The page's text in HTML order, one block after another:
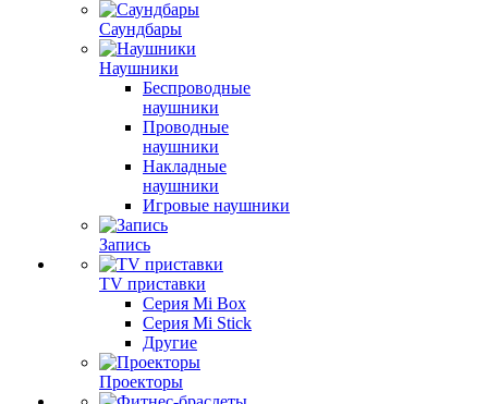
Саундбары
Наушники
Беспроводные
наушники
Проводные
наушники
Накладные
наушники
Игровые наушники
Запись
TV приставки
Серия Mi Box
Серия Mi Stick
Другие
Проекторы